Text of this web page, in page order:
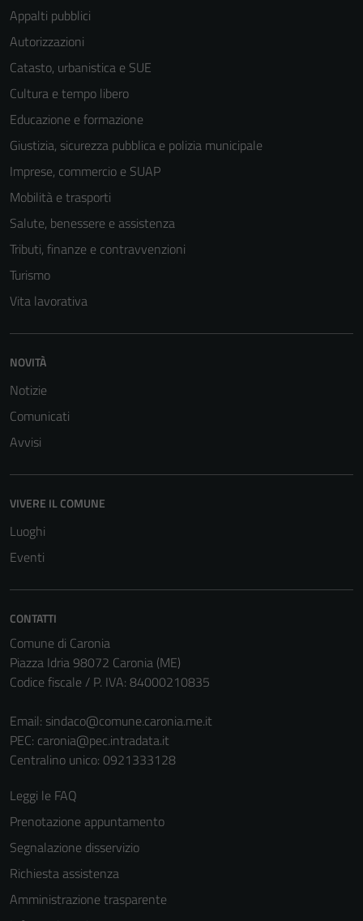
Appalti pubblici
Autorizzazioni
Catasto, urbanistica e SUE
Cultura e tempo libero
Educazione e formazione
Giustizia, sicurezza pubblica e polizia municipale
Imprese, commercio e SUAP
Mobilità e trasporti
Salute, benessere e assistenza
Tributi, finanze e contravvenzioni
Turismo
Vita lavorativa
NOVITÀ
Notizie
Comunicati
Avvisi
VIVERE IL COMUNE
Luoghi
Eventi
CONTATTI
Comune di Caronia
Piazza Idria 98072 Caronia (ME)
Codice fiscale / P. IVA: 84000210835
Email: sindaco@comune.caronia.me.it
PEC: caronia@pec.intradata.it
Centralino unico: 0921333128
Leggi le FAQ
Prenotazione appuntamento
Segnalazione disservizio
Richiesta assistenza
Amministrazione trasparente
possono
personali.